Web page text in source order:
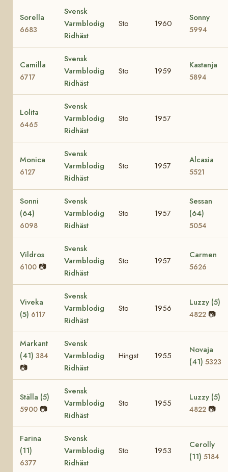
Sorella
6683
Svensk
Varmblodig
Ridhäst
Sto 1960
Sonny
5994
Camilla
6717
Svensk
Varmblodig
Ridhäst
Sto 1959
Kastanja
5894
Lolita
6465
Svensk
Varmblodig
Ridhäst
Sto 1957
Monica
6127
Svensk
Varmblodig
Ridhäst
Sto 1957
Alcasia
5521
Sonni
(64)
6098
Svensk
Varmblodig
Ridhäst
Sto 1957
Sessan
(64)
5054
Vildros
6100 📷
Svensk
Varmblodig
Ridhäst
Sto 1957
Carmen
5626
Viveka
(5) 6117
Svensk
Varmblodig
Ridhäst
Sto 1956
Luzzy (5)
4822 📷
Markant
(41) 384
📷
Svensk
Varmblodig
Ridhäst
Hingst 1955
Novaja
(41) 5323
Ställa (5)
5900 📷
Svensk
Varmblodig
Ridhäst
Sto 1955
Luzzy (5)
4822 📷
Farina
(11)
6377
Svensk
Varmblodig
Ridhäst
Sto 1953
Cerolly
(11) 5184